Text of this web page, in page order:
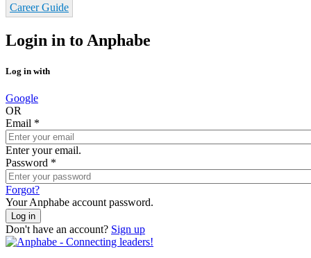
Career Guide
Login in to Anphabe
Log in with
Google
OR
Email *
Enter your email.
Password *
Forgot?
Your Anphabe account password.
Don't have an account? Sign up